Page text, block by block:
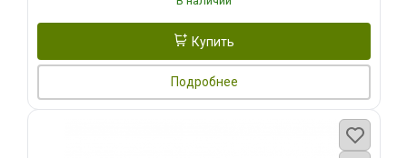
Купить
Подробнее